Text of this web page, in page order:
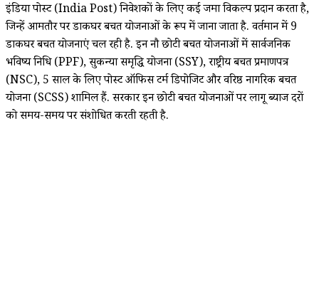
इंडिया पोस्ट (India Post) निवेशकों के लिए कई जमा विकल्प प्रदान करता है,
जिन्हें आमतौर पर डाकघर बचत योजनाओं के रूप में जाना जाता है. वर्तमान में 9
डाकघर बचत योजनाएं चल रही है. इन नौ छोटी बचत योजनाओं में सार्वजनिक
भविष्य निधि (PPF), सुकन्या समृद्धि योजना (SSY), राष्ट्रीय बचत प्रमाणपत्र
(NSC), 5 साल के लिए पोस्ट ऑफिस टर्म डिपोजिट और वरिष्ठ नागरिक बचत
योजना (SCSS) शामिल हैं. सरकार इन छोटी बचत योजनाओं पर लागू ब्याज दरों
को समय-समय पर संशोधित करती रहती है.